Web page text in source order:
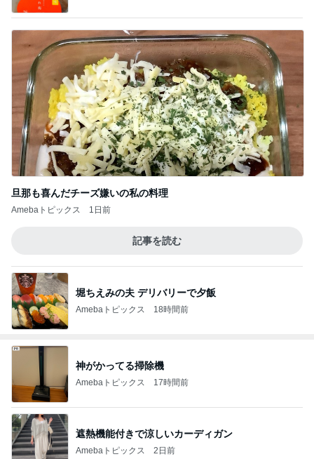
旦那も喜んだチーズ嫌いの私の料理
Amebaトピックス 1日前
記事を読む
堀ちえみの夫 デリバリーで夕飯
Amebaトピックス 18時間前
神がかってる掃除機
Amebaトピックス 17時間前
遮熱機能付きで涼しいカーディガン
Amebaトピックス 2日前